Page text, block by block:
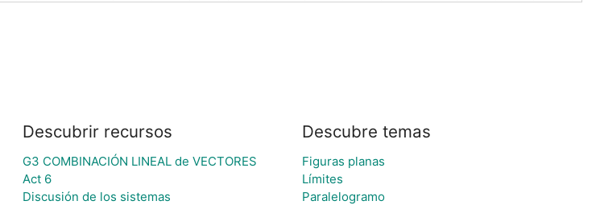
Descubrir recursos
G3 COMBINACIÓN LINEAL de VECTORES
Act 6
Discusión de los sistemas
Descubre temas
Figuras planas
Límites
Paralelogramo